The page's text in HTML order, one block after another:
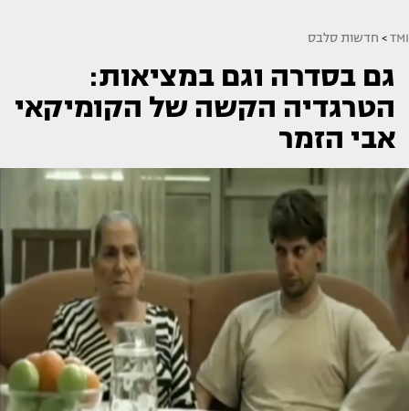
TMI
> חדשות סלבס
גם בסדרה וגם במציאות:
הטרגדיה הקשה של הקומיקאי
אבי הזמר